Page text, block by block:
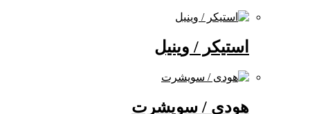
استیکر / وینیل
هودی / سویشرت